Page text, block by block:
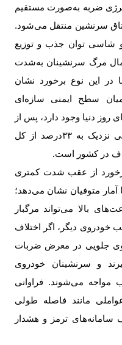
ضربه به‌صورت مستقیم
سرنشین منتقل می‌شود.
شاسی توان جذب و توزیع
مرگ سرنشینان به‌شدت
در این نوع برخورد نشان
سطح ایمنی سازه‌ای
روز دنیا وجود دارد، پس از
نزدیک به۳۳‌درصد از کل
در کشور است.
از عقب شدت کمتری
آمار متوفیان نشان می‌دهد؛
بالا می‌تواند مرگبار
خودروی دیگر، اگر اختلاف
جلویی در معرض ضربات
و سرنشینان خودروی
مواجه می‌شوند. فراوانی
مانند فاصله طولی
سامانه‌های ترمز و هشدار